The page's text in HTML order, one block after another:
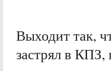
Выходит так,
застрял в